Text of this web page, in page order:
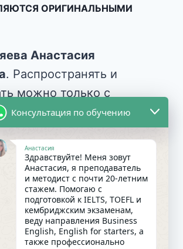
ОРИГИНАЛЬНЫМИ
Анастасия
. Распространять и
можно только с
автора.
друзья, если вы
в текстах сайта
или орфографические
Консультация по обучению
Анастасия
Здравствуйте! Меня зовут
Анастасия, я преподаватель
и методист с почти 20-летним
стажем. Помогаю с
подготовкой к IELTS, TOEFL и
кембриджским экзаменам,
веду направления Business
English, English for starters, а
также профессионально